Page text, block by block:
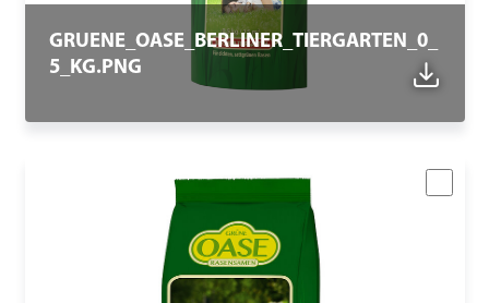
GRUENE_OASE_BERLINER_TIERGARTEN_0_
5_KG.PNG